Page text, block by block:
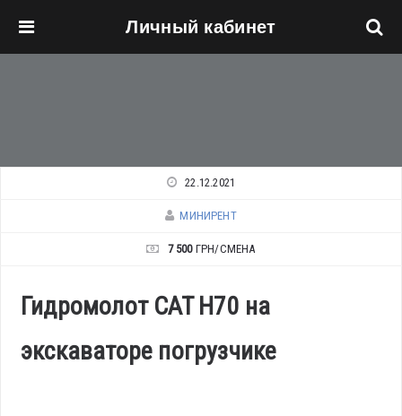
Личный кабинет
22.12.2021
МИНИРЕНТ
7 500 ГРН/СМЕНА
Гидромолот CAT H70 на
экскаваторе погрузчике